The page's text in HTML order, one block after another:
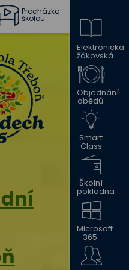
Procházka
školou
Elektronická
žákovská
Objednání
obědů
Smart
Class
Školní
pokladna
Microsoft
365